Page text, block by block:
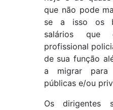
que não pode
se a isso os
salários que
profissional
de sua função
a migrar para
públicas e/ou
Os dirigentes